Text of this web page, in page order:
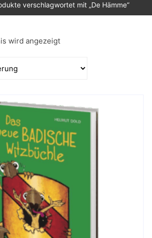
verschlagwortet mit „De Hämme“
wird angezeigt